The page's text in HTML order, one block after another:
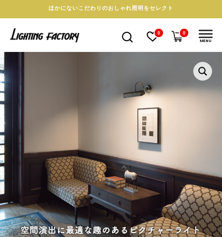
ほかにないこだわりのおしゃれ照明をセレクト
0 0
MENU